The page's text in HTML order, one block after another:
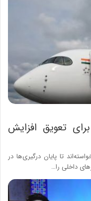
تعویق افزایش
تا پایان درگیری‌ها در
داخلی را…